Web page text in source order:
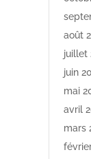
août
juillet
juin
mai
avril
mars